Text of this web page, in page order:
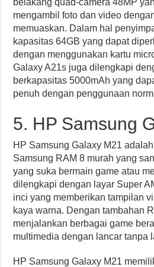
belakang quad-camera 48MP
mengambil foto dan video
memuaskan. Dalam hal
kapasitas 64GB yang dapat
dengan menggunakan kartu
Galaxy A21s juga dilengkapi
berkapasitas 5000mAh yang
penuh dengan penggunaan
5. HP Samsung
HP Samsung Galaxy M21
Samsung RAM 8 murah yang
yang suka bermain game atau
dilengkapi dengan layar Super
inci yang memberikan tampilan
kaya warna. Dengan tambahan
menjalankan berbagai game
multimedia dengan lancar tanpa
HP Samsung Galaxy M21